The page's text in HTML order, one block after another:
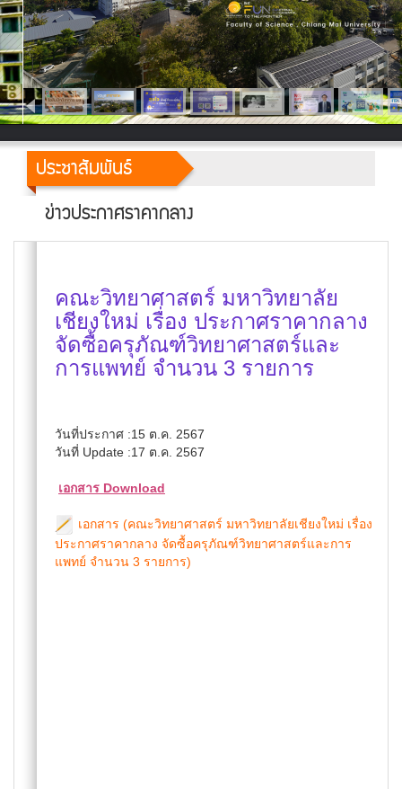
ประชาสัมพันธ์
ข่าวประกาศราคากลาง
คณะวิทยาศาสตร์ มหาวิทยาลัย
เชียงใหม่ เรื่อง ประกาศราคากลาง
จัดซื้อครุภัณฑ์วิทยาศาสตร์และ
การแพทย์ จำนวน 3 รายการ
วันที่ประกาศ :15 ต.ค. 2567
วันที่ Update :17 ต.ค. 2567
เอกสาร Download
เอกสาร (คณะวิทยาศาสตร์ มหาวิทยาลัยเชียงใหม่ เรื่อง
ประกาศราคากลาง จัดซื้อครุภัณฑ์วิทยาศาสตร์และการ
แพทย์ จำนวน 3 รายการ)